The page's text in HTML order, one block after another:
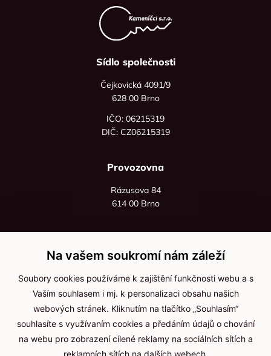
Sídlo společnosti
Čejkovická 4091/9
628 00 Brno
IČO: 06215319
DIČ: CZ06215319
Provozovna
Rázusova 84
614 00 Brno
+420 736 535 066
Po - pá: 8:00 - 16:00
info@jma-kam.cz
Důležité informace
Na vašem soukromí nám záleží
Soubory cookies používáme k zajištění funkčnosti webu a s
Vaším souhlasem i mj. k personalizaci obsahu našich
webových stránek. Kliknutím na tlačítko „Souhlasím“
souhlasíte s využívaním cookies a předáním údajů o chování
na webu pro zobrazení cílené reklamy na sociálních sítích a
reklamních sítích na dalších webech.